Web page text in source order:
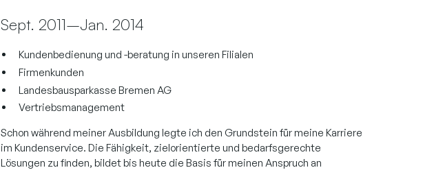
Sept. 2011–Jan. 2014
Kundenbedienung und -beratung in unseren Filialen
Firmenkunden
Landesbausparkasse Bremen AG
Vertriebsmanagement
Schon während meiner Ausbildung legte ich den Grundstein für meine Karriere
im Kundenservice. Die Fähigkeit, zielorientierte und bedarfsgerechte
Lösungen zu finden, bildet bis heute die Basis für meinen Anspruch an